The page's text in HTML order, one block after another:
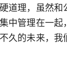
道理，虽然
中管理在一
久的未来，